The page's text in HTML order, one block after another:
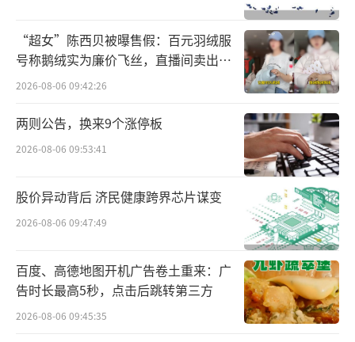
产量下滑的直接原因，自然来自真实需求
量的萎缩，简单来说就是消费力跟不上了。
当前房地产、基建等高景气度行业增速放
拖累下，白酒消费场景大幅减少。
尼尔森2025年白酒消费调研提供了更具象
的数据：家庭聚饮与自饮场景占比升至62%，
商务宴请锐减三成——酒桌上的人少了，酒桌上
的应酬也少了，这才是“量”萎缩的真正根
源。
在云酒头条近期的市场调研中，不少经销
“超女”陈西贝被曝售假：百元羽绒服
号称鹅绒实为廉价飞丝，直播间卖出超
百万元
2026-08-06 09:42:26
两则公告，换来9个涨停板
2026-08-06 09:53:41
股价异动背后 济民健康跨界芯片谋变
2026-08-06 09:47:49
百度、高德地图开机广告卷土重来：广
告时长最高5秒，点击后跳转第三方
2026-08-06 09:45:35